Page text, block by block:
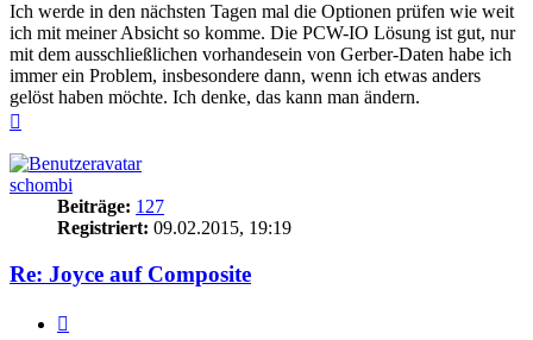
Ich werde in den nächsten Tagen mal die Optionen prüfen wie weit
ich mit meiner Absicht so komme. Die PCW-IO Lösung ist gut, nur
mit dem ausschließlichen vorhandesein von Gerber-Daten habe ich
immer ein Problem, insbesondere dann, wenn ich etwas anders
gelöst haben möchte. Ich denke, das kann man ändern.
schombi
Beiträge: 127
Registriert: 09.02.2015, 19:19
Re: Joyce auf Composite